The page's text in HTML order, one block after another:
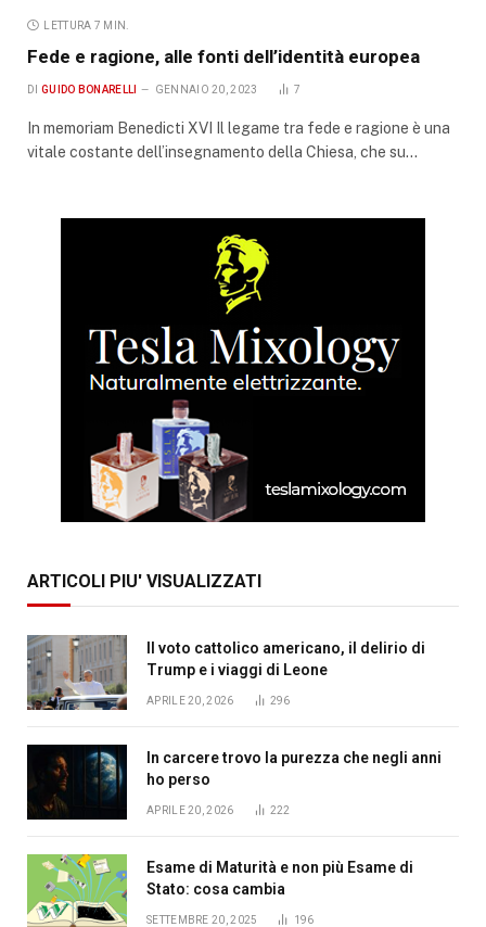
LETTURA 7 MIN.
Fede e ragione, alle fonti dell’identità europea
DI GUIDO BONARELLI GENNAIO 20, 2023 7
In memoriam Benedicti XVI Il legame tra fede e ragione è una
vitale costante dell’insegnamento della Chiesa, che su…
ARTICOLI PIU' VISUALIZZATI
Il voto cattolico americano, il delirio di
Trump e i viaggi di Leone
APRILE 20, 2026 296
In carcere trovo la purezza che negli anni
ho perso
APRILE 20, 2026 222
Esame di Maturità e non più Esame di
Stato: cosa cambia
SETTEMBRE 20, 2025 196